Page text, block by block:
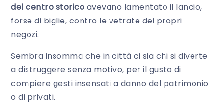
del centro storico avevano lamentato il lancio,
forse di biglie, contro le vetrate dei propri
negozi.
Sembra insomma che in città ci sia chi si diverte
a distruggere senza motivo, per il gusto di
compiere gesti insensati a danno del patrimonio
o di privati.